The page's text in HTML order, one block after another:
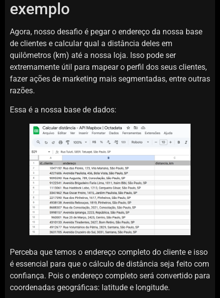
exemplo
Agora, nosso desafio é pegar o endereço da nossa base
de clientes e calcular qual a distância deles em
quilômetros (km) até a nossa loja. Isso pode ser
extremamente útil para mapear o perfil dos seus clientes,
fazer ações de marketing mais segmentadas, entre outras
razões.
Essa é a nossa base de dados:
Perceba que temos o endereço completo do cliente e isso
é essencial para que o cálculo de distância seja feito com
confiança. Pois o endereço completo será convertido para
coordenadas geográficas: latitude e longitude.